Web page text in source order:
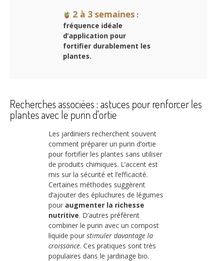
2 à 3 semaines:
fréquence idéale
d’application pour
fortifier durablement les
plantes.
Recherches associées : astuces pour renforcer les
plantes avec le purin d’ortie
Les jardiniers recherchent souvent
comment préparer un purin d’ortie
pour fortifier les plantes sans utiliser
de produits chimiques. L’accent est
mis sur la sécurité et l’efficacité.
Certaines méthodes suggèrent
d’ajouter des épluchures de légumes
pour augmenter la richesse
nutritive. D’autres préfèrent
combiner le purin avec un compost
liquide pour stimuler davantage la
croissance. Ces pratiques sont très
populaires dans le jardinage bio.